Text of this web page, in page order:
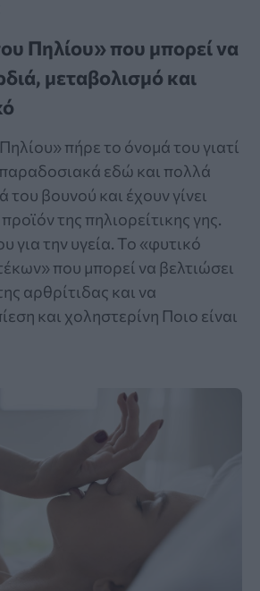
Πηλίου» που μπορεί να
μεταβολισμό και
πήρε το όνομά του γιατί
εδώ και πολλά
του βουνού και έχουν γίνει
της πηλιορείτικης γης.
για την υγεία. Το «φυτικό
που μπορεί να βελτιώσει
αρθρίτιδας και να
και χοληστερίνη Ποιο είναι